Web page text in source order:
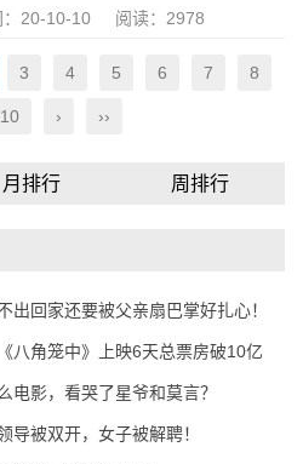
：20-10-10 阅读：2978
3 4 5 6 7 8
10 › ››
月排行 周排行
出回家还要被父亲扇巴掌好扎心！
八角笼中》上映6天总票房破10亿
电影，看哭了星爷和莫言？
导被双开，女子被解聘！